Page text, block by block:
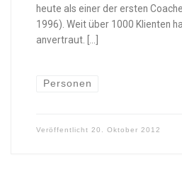
heute als einer der ersten
1996). Weit über 1000 Klienten
anvertraut. […]
Personen
Veröffentlicht 20. Oktober 2012